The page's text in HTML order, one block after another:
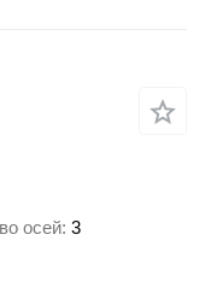
осей 3